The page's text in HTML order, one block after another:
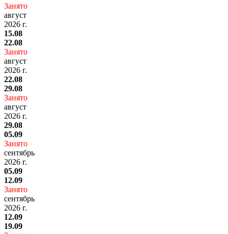
Занято
август
2026 г.
15.08
22.08
Занято
август
2026 г.
22.08
29.08
Занято
август
2026 г.
29.08
05.09
Занято
сентябрь
2026 г.
05.09
12.09
Занято
сентябрь
2026 г.
12.09
19.09